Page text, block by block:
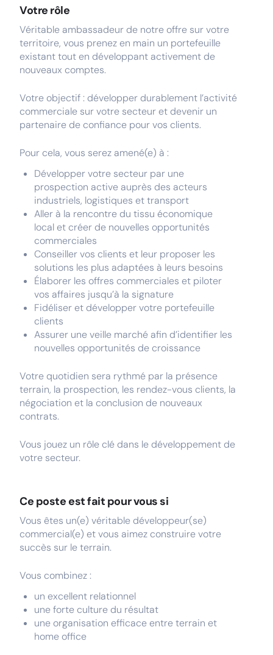
Votre rôle
Véritable ambassadeur de notre offre sur votre
territoire, vous prenez en main un portefeuille
existant tout en développant activement de
nouveaux comptes.
Votre objectif : développer durablement l’activité
commerciale sur votre secteur et devenir un
partenaire de confiance pour vos clients.
Pour cela, vous serez amené(e) à :
Développer votre secteur par une
prospection active auprès des acteurs
industriels, logistiques et transport
Aller à la rencontre du tissu économique
local et créer de nouvelles opportunités
commerciales
Conseiller vos clients et leur proposer les
solutions les plus adaptées à leurs besoins
Élaborer les offres commerciales et piloter
vos affaires jusqu’à la signature
Fidéliser et développer votre portefeuille
clients
Assurer une veille marché afin d’identifier les
nouvelles opportunités de croissance
Votre quotidien sera rythmé par la présence
terrain, la prospection, les rendez-vous clients, la
négociation et la conclusion de nouveaux
contrats.
Vous jouez un rôle clé dans le développement de
votre secteur.
Ce poste est fait pour vous si
Vous êtes un(e) véritable développeur(se)
commercial(e) et vous aimez construire votre
succès sur le terrain.
Vous combinez :
un excellent relationnel
une forte culture du résultat
une organisation efficace entre terrain et
home office